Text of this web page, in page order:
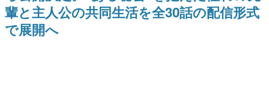
の形をした短編ホラー小説集です。
輩と主人公の共同生活を全30話の配信形式
で展開へ